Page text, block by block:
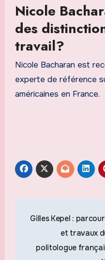
Nicole
des
travail?
Nicole Bacharan est
experte de référence
américaines en France.
de
l’article
Gilles Kepel :
et travaux
politologue